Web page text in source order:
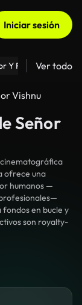
Iniciar sesión
Y Relaciones
Ver todo
Vishnu
Señor
ofrece una
humanos —
fondos en bucle y
son royalty-